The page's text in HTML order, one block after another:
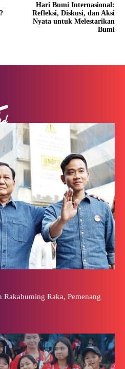
Hari Bumi Internasional:
Refleksi, Diskusi, dan Aksi
Nyata untuk Melestarikan
Bumi
Raka, Pemenang